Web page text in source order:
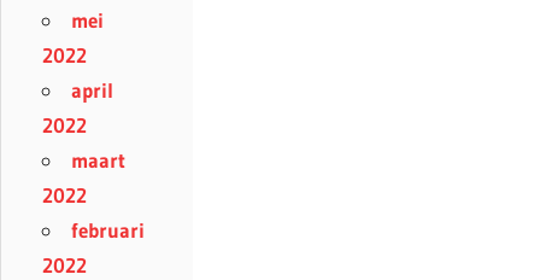
mei
2022
april
2022
maart
2022
februari
2022